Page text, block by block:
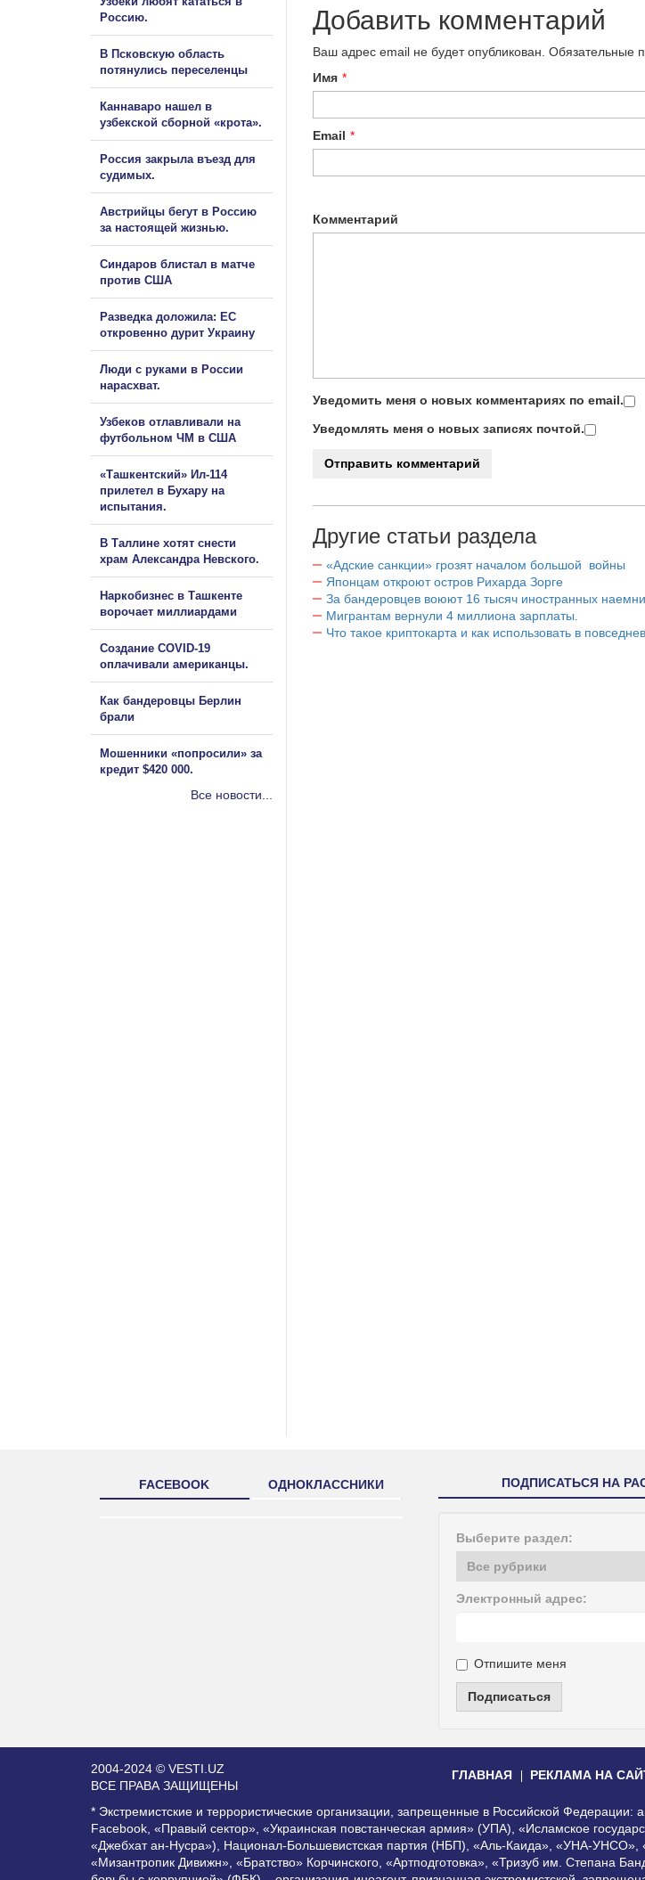
Добавить комментарий
Ваш адрес email не будет опубликован. Обязательные
Имя *
Email *
Комментарий
Уведомить меня о новых комментариях по email.
Уведомлять меня о новых записях почтой.
Другие статьи раздела
«Адские санкции» грозят началом большой войны
Японцам откроют остров Рихарда Зорге
За бандеровцев воюют 16 тысяч иностранных
Мигрантам вернули 4 миллиона зарплаты.
Что такое криптокарта и как использовать в
Россию.
В Псковскую область
потянулись переселенцы
Каннаваро нашел в
узбекской сборной «крота».
Россия закрыла въезд для
судимых.
Австрийцы бегут в Россию
за настоящей жизнью.
Синдаров блистал в матче
против США
Разведка доложила: ЕС
откровенно дурит Украину
Люди с руками в России
нарасхват.
Узбеков отлавливали на
футбольном ЧМ в США
«Ташкентский» Ил-114
прилетел в Бухару на
испытания.
В Таллине хотят снести
храм Александра Невского.
Наркобизнес в Ташкенте
ворочает миллиардами
Создание COVID-19
оплачивали американцы.
Как бандеровцы Берлин
брали
Мошенники «попросили» за
кредит $420 000.
Все новости...
FACEBOOK ОДНОКЛАССНИКИ ПОДПИСАТЬСЯ НА
Выберите раздел:
Электронный адрес:
Отпишите меня
Подписаться
2004-2024 © VESTI.UZ
ВСЕ ПРАВА ЗАЩИЩЕНЫ
ГЛАВНАЯ РЕКЛАМА НА
* Экстремистские и террористические организации, запрещенные в Российской
Facebook, «Правый сектор», «Украинская повстанческая армия» (УПА), «Исламское
«Джебхат ан-Нусра»), Национал-Большевистская партия (НБП), «Аль-Каида», «УНА-УНСО»,
«Мизантропик Дивижн», «Братство» Корчинского, «Артподготовка», «Тризуб им. Степана